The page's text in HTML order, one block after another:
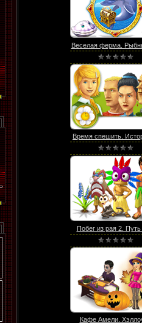
Веселая ферма.
Время спешить.
Побег из рая 2. Путь
Кафе Амели.